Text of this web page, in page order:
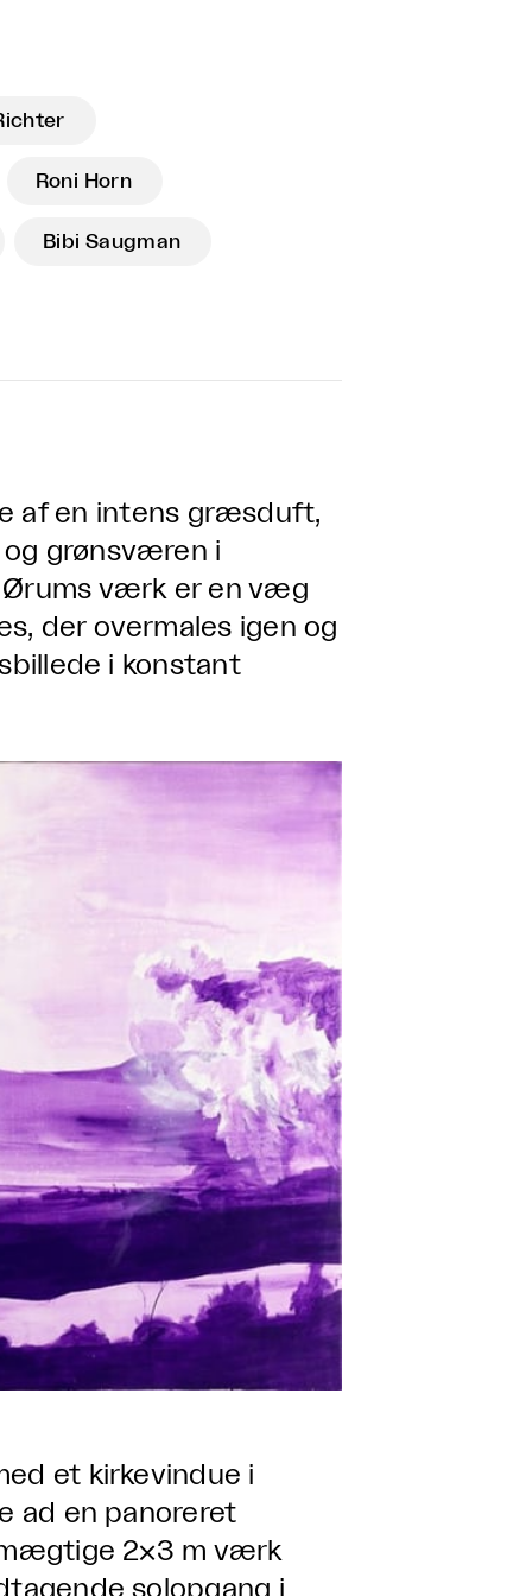
Roni Horn
Bibi Saugman
af en intens græsduft,
grønsværen i
Ørums værk er en væg
der overmales igen og
i konstant
et kirkevindue i
ad en panoreret
2×3 m værk
solopgang i